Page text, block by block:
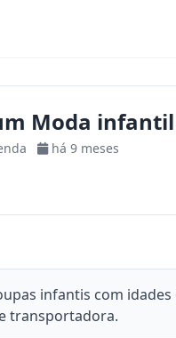
Moda
há 9 meses
infantis com
transportadora.